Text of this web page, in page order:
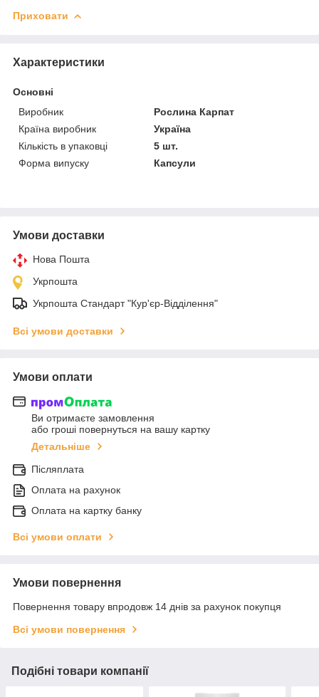
Приховати
Характеристики
Основні
Виробник
Рослина Карпат
Країна виробник
Україна
Кількість в упаковці
5 шт.
Форма випуску
Капсули
Умови доставки
Нова Пошта
Укрпошта
Укрпошта Стандарт "Кур'єр-Відділення"
Всі умови доставки
Умови оплати
Ви отримаєте замовлення
або гроші повернуться на вашу картку
Детальніше
Післяплата
Оплата на рахунок
Оплата на картку банку
Всі умови оплати
Умови повернення
Повернення товару впродовж 14 днів за рахунок покупця
Всі умови повернення
Подібні товари компанії